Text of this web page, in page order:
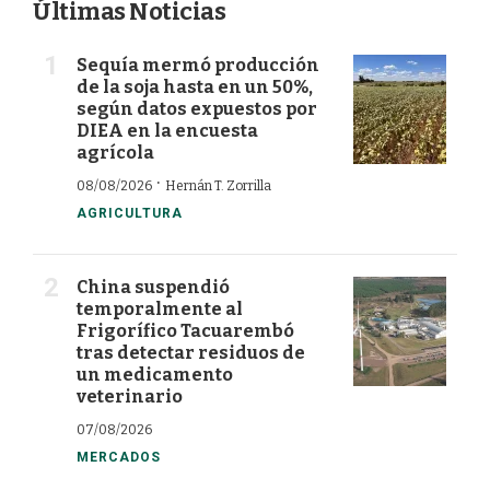
Últimas Noticias
Sequía mermó producción
de la soja hasta en un 50%,
según datos expuestos por
DIEA en la encuesta
agrícola
08/08/2026 · Hernán T. Zorrilla
AGRICULTURA
China suspendió
temporalmente al
Frigorífico Tacuarembó
tras detectar residuos de
un medicamento
veterinario
07/08/2026
MERCADOS